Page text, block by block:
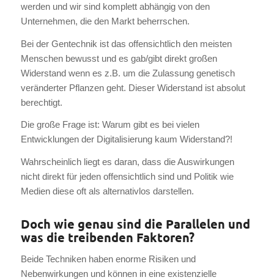
werden und wir sind komplett abhängig von den
Unternehmen, die den Markt beherrschen.
Bei der Gentechnik ist das offensichtlich den meisten
Menschen bewusst und es gab/gibt direkt großen
Widerstand wenn es z.B. um die Zulassung genetisch
veränderter Pflanzen geht. Dieser Widerstand ist absolut
berechtigt.
Die große Frage ist: Warum gibt es bei vielen
Entwicklungen der Digitalisierung kaum Widerstand?!
Wahrscheinlich liegt es daran, dass die Auswirkungen
nicht direkt für jeden offensichtlich sind und Politik wie
Medien diese oft als alternativlos darstellen.
Doch wie genau sind die Parallelen und
was die treibenden Faktoren?
Beide Techniken haben enorme Risiken und
Nebenwirkungen und können in eine existenzielle